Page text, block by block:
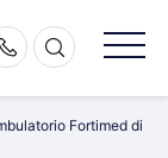
Fortimed di